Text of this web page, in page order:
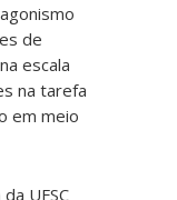
de
escala
na tarefa
em meio
UFSC